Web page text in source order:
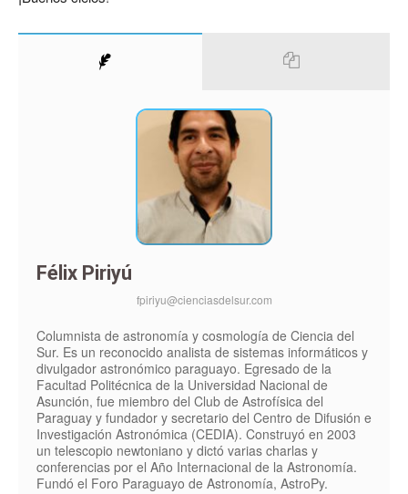
Félix Piriyú
fpiriyu@cienciasdelsur.com
Columnista de astronomía y cosmología de Ciencia del
Sur. Es un reconocido analista de sistemas informáticos y
divulgador astronómico paraguayo. Egresado de la
Facultad Politécnica de la Universidad Nacional de
Asunción, fue miembro del Club de Astrofísica del
Paraguay y fundador y secretario del Centro de Difusión e
Investigación Astronómica (CEDIA). Construyó en 2003
un telescopio newtoniano y dictó varias charlas y
conferencias por el Año Internacional de la Astronomía.
Fundó el Foro Paraguayo de Astronomía, AstroPy.